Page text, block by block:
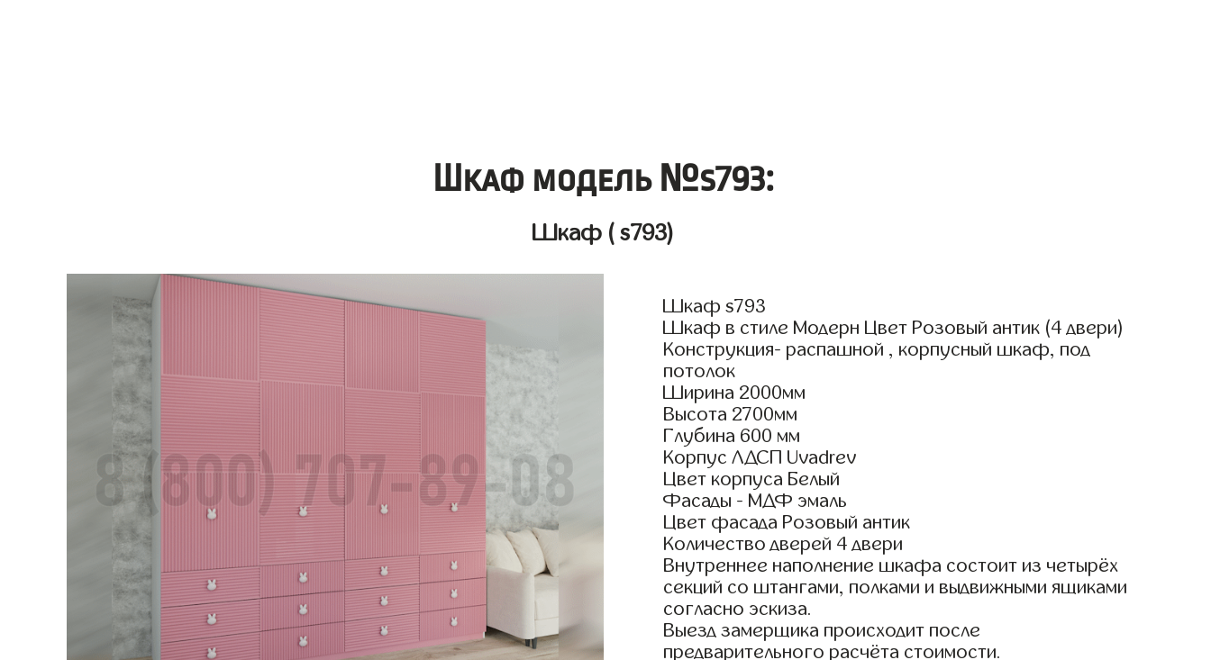
Шкаф модель №s793:
Шкаф ( s793)
Шкаф s793
Шкаф в стиле Модерн Цвет Розовый антик (4 двери)
Конструкция- распашной , корпусный шкаф, под
потолок
Ширина 2000мм
Высота 2700мм
Глубина 600 мм
Корпус ЛДСП Uvadrev
Цвет корпуса Белый
Фасады - МДФ эмаль
Цвет фасада Розовый антик
Количество дверей 4 двери
Внутреннее наполнение шкафа состоит из четырёх
секций со штангами, полками и выдвижными ящиками
согласно эскиза.
Выезд замерщика происходит после
предварительного расчёта стоимости.